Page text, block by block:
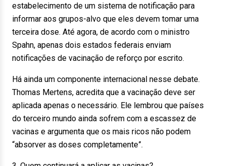
estabelecimento de um sistema de notificação para
informar aos grupos-alvo que eles devem tomar uma
terceira dose. Até agora, de acordo com o ministro
Spahn, apenas dois estados federais enviam
notificações de vacinação de reforço por escrito.
Há ainda um componente internacional nesse debate.
Thomas Mertens, acredita que a vacinação deve ser
aplicada apenas o necessário. Ele lembrou que países
do terceiro mundo ainda sofrem com a escassez de
vacinas e argumenta que os mais ricos não podem
“absorver as doses completamente”.